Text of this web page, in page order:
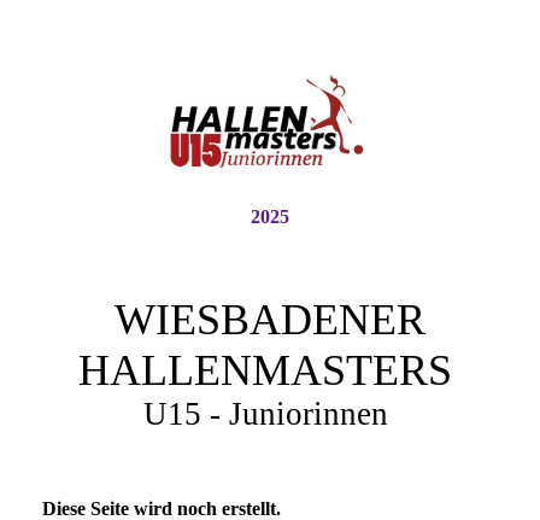
2025
WIESBADENER
HALLENMASTERS
U15 - Juniorinnen
Diese Seite wird noch erstellt.